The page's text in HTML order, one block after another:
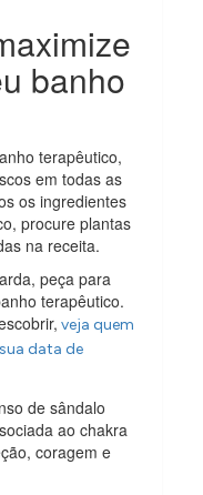
banho
terapêutico,
em todas as
os ingredientes
procure plantas
na receita.
peça para
terapêutico.
veja quem
data de
de sândalo
ao chakra
coragem e